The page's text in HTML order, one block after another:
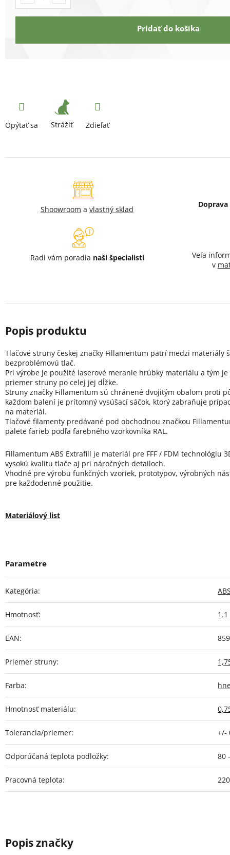
Pridať do košíka
Opýtať sa Strážiť Zdieľať
Shoowroom a vlastný sklad
Radi vám poradia naši špecialisti
Veľa
v
Tlačové struny českej značky Fillamentum patrí medzi materiály
bezproblémovú tlač.
Pri výrobe je použité laserové meranie hrúbky materiálu a tým
priemer struny po celej jej dĺžke.
Struny značky Fillamentum sú chránené dvojitým obalom proti
každom balení je prítomný vysúšací sáčok, ktorý zabraňuje
na materiál.
Tlačové filamenty predávané pod obchodnou značkou
palete farieb podľa farebného vzorkovníka RAL.
Fillamentum ABS Extrafill je materiál pre FFF / FDM technológiu
vysokú kvalitu tlače aj pri náročných detailoch.
Vhodné pre výrobu funkčných vzoriek, prototypov, výrobných
pre každodenné použitie.
Materiálový list
Kategória:
Hmotnosť: 1.1
EAN:
Priemer struny:
Farba:
Hmotnosť materiálu:
Tolerancia/priemer: +/-
Odporúčaná teplota podložky: 80
Pracovná teplota: